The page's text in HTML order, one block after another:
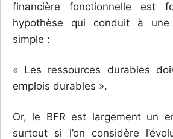
financière fonctionnelle est
hypothèse qui conduit à une
simple :
« Les ressources durables
emplois durables ».
Or, le BFR est largement un
surtout si l’on considère